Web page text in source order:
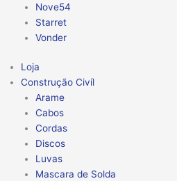
Nove54
Starret
Vonder
Loja
Construção Civíl
Arame
Cabos
Cordas
Discos
Luvas
Mascara de Solda